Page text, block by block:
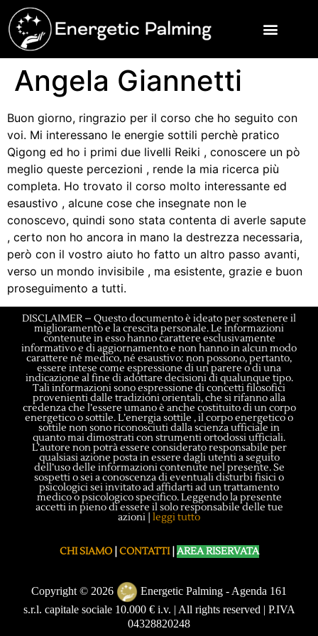
Angela Giannetti
Buon giorno, ringrazio per il corso che ho seguito con
voi. Mi interessano le energie sottili perchè pratico
Qigong ed ho i primi due livelli Reiki , conoscere un pò
meglio queste percezioni , rende la mia ricerca più
completa. Ho trovato il corso molto interessante ed
esaustivo , alcune cose che insegnate non le
conoscevo, quindi sono stata contenta di averle sapute
, certo non ho ancora in mano la destrezza necessaria,
però con il vostro aiuto ho fatto un altro passo avanti,
verso un mondo invisibile , ma esistente, grazie e buon
proseguimento a tutti.
DISCLAIMER – Questo documento è ideato per sostenere il
miglioramento e la crescita personale. Le informazioni
contenute in esso hanno carattere esclusivamente
informativo e di aggiornamento e non hanno in alcun modo
carattere né medico, né esaustivo: non possono, pertanto,
essere intese come espressione di un parere o di una
indicazione al fine di adottare decisioni di qualunque tipo.
Tali informazioni sono espressione di concetti filosofici
provenienti dalle tradizioni orientali, che si rifanno alla
credenza che l’essere umano è anche costituito di un corpo
energetico o sottile. L’energia sottile , il corpo energetico o
sottile non sono riconosciuti dalla scienza ufficiale in
quanto mai dimostrati con strumenti ortodossi ufficiali.
L’autore non potrà essere considerato responsabile per
qualsiasi azione posta in essere dagli utenti a seguito
dell’uso delle informazioni contenute nel presente. Se
sospetti o sei a conoscenza di eventuali disturbi fisici o
psicologici sei invitato ad affidarti ad un trattamento
medico o psicologico specifico. Leggendo la presente
accetti in pieno di essere il solo responsabile delle tue
azioni | leggi tutto
CHI SIAMO| CONTATTI| AREA RISERVATA
Copyright © 2026
Energetic Palming - Agenda 161
s.r.l. capitale sociale 10.000 € i.v. | All rights reserved | P.IVA
04328820248